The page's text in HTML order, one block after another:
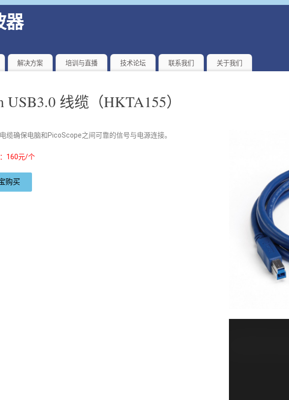
器
解决方案 培训与直播 技术论坛 联系我们 关于我们
USB3.0 线缆（HKTA155）
缆确保电脑和PicoScope之间可靠的信号与电源连接。
160元/个
购买